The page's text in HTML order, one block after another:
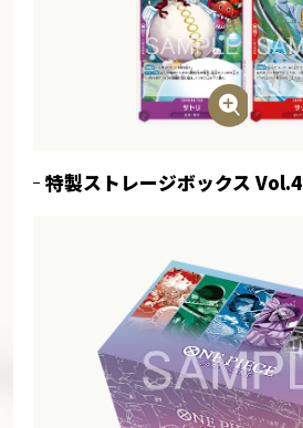
特製ストレージボックス Vol.4